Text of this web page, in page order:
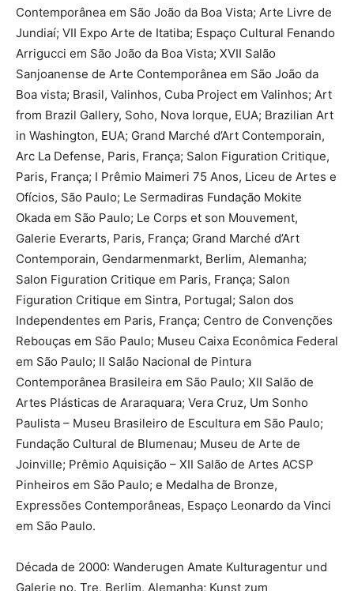
Contemporânea em São João da Boa Vista; Arte Livre de
Jundiaí; VII Expo Arte de Itatiba; Espaço Cultural Fenando
Arrigucci em São João da Boa Vista; XVII Salão
Sanjoanense de Arte Contemporânea em São João da
Boa vista; Brasil, Valinhos, Cuba Project em Valinhos; Art
from Brazil Gallery, Soho, Nova Iorque, EUA; Brazilian Art
in Washington, EUA; Grand Marché d’Art Contemporain,
Arc La Defense, Paris, França; Salon Figuration Critique,
Paris, França; I Prêmio Maimeri 75 Anos, Liceu de Artes e
Ofícios, São Paulo; Le Sermadiras Fundação Mokite
Okada em São Paulo; Le Corps et son Mouvement,
Galerie Everarts, Paris, França; Grand Marché d’Art
Contemporain, Gendarmenmarkt, Berlim, Alemanha;
Salon Figuration Critique em Paris, França; Salon
Figuration Critique em Sintra, Portugal; Salon dos
Independentes em Paris, França; Centro de Convenções
Rebouças em São Paulo; Museu Caixa Econômica Federal
em São Paulo; II Salão Nacional de Pintura
Contemporânea Brasileira em São Paulo; XII Salão de
Artes Plásticas de Araraquara; Vera Cruz, Um Sonho
Paulista – Museu Brasileiro de Escultura em São Paulo;
Fundação Cultural de Blumenau; Museu de Arte de
Joinville; Prêmio Aquisição – XII Salão de Artes ACSP
Pinheiros em São Paulo; e Medalha de Bronze,
Expressões Contemporâneas, Espaço Leonardo da Vinci
em São Paulo.
Década de 2000: Wanderugen Amate Kulturagentur und
Galerie no. Tre, Berlim, Alemanha; Kunst zum